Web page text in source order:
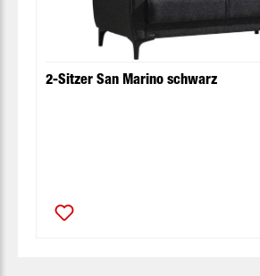
2-Sitzer San Marino schwarz